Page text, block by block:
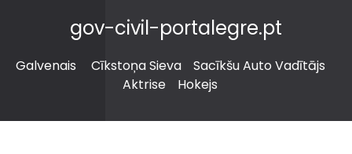
gov-civil-portalegre.pt
Galvenais Cīkstoņa Sieva
Sacīkšu Auto Vadītājs
Aktrise
Hokejs